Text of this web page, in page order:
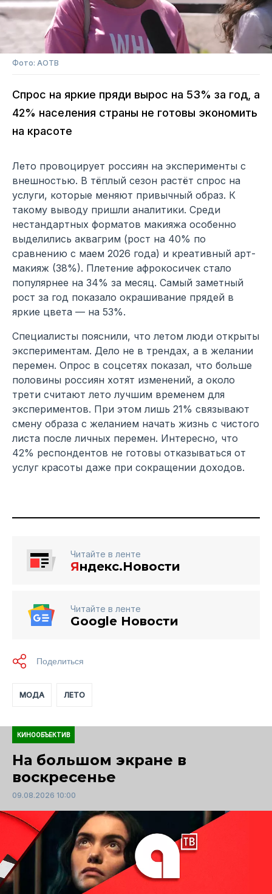
Фото: АОТВ
Спрос на яркие пряди вырос на 53% за год, а
42% населения страны не готовы экономить
на красоте
Лето провоцирует россиян на эксперименты с
внешностью. В тёплый сезон растёт спрос на
услуги, которые меняют привычный образ. К
такому выводу пришли аналитики. Среди
нестандартных форматов макияжа особенно
выделились аквагрим (рост на 40% по
сравнению с маем 2026 года) и креативный арт-
макияж (38%). Плетение афрокосичек стало
популярнее на 34% за месяц. Самый заметный
рост за год показало окрашивание прядей в
яркие цвета — на 53%.
Специалисты пояснили, что летом люди открыты
экспериментам. Дело не в трендах, а в желании
перемен. Опрос в соцсетях показал, что больше
половины россиян хотят изменений, а около
трети считают лето лучшим временем для
экспериментов. При этом лишь 21% связывают
смену образа с желанием начать жизнь с чистого
листа после личных перемен. Интересно, что
42% респондентов не готовы отказываться от
услуг красоты даже при сокращении доходов.
Читайте в ленте
Яндекс.Новости
Читайте в ленте
Google Новости
МОДА ЛЕТО
КИНООБЪЕКТИВ
На большом экране в
воскресенье
09.08.2026 10:00